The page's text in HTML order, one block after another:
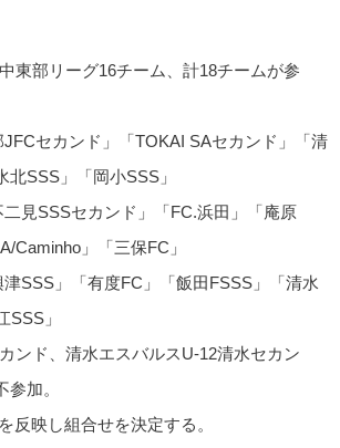
東部リーグ16チーム、計18チームが参
JFCセカンド」「TOKAI SAセカンド」「清
SSS」「岡小SSS」
二見SSSセカンド」「FC.浜田」「庵原
Caminho」「三保FC」
津SSS」「有度FC」「飯田FSSS」「清水
SSS」
ンド、清水エスバルスU-12清水セカン
参加。
反映し組合せを決定する。